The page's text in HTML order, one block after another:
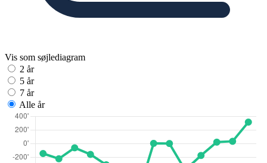
Vis som søjlediagram
2 år
5 år
7 år
Alle år